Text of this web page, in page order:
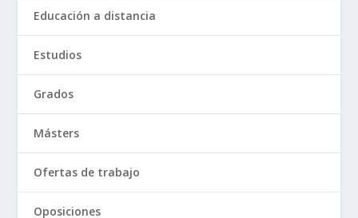
Educación a distancia
Estudios
Grados
Másters
Ofertas de trabajo
Oposiciones